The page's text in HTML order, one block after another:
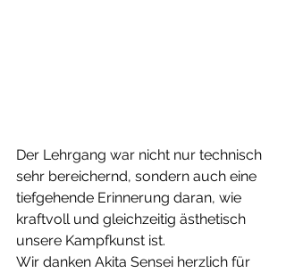
Der Lehrgang war nicht nur technisch
sehr bereichernd, sondern auch eine
tiefgehende Erinnerung daran, wie
kraftvoll und gleichzeitig ästhetisch
unsere Kampfkunst ist.
Wir danken Akita Sensei herzlich für